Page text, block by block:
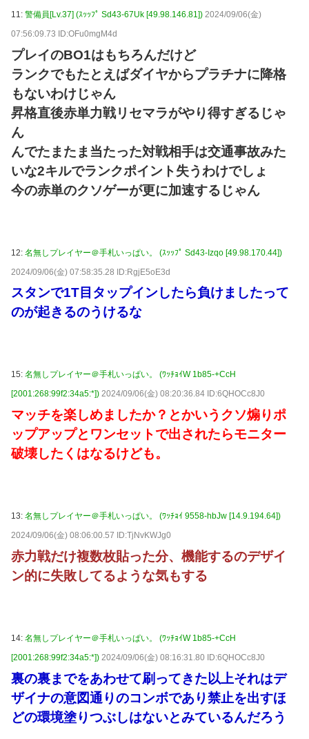
11: 警備員[Lv.37] (ｽｯｯﾌﾟ Sd43-67Uk [49.98.146.81]) 2024/09/06(金)
07:56:09.73 ID:OFu0mgM4d
プレイのBO1はもちろんだけど
ランクでもたとえばダイヤからプラチナに降格
もないわけじゃん
昇格直後赤単力戦リセマラがやり得すぎるじゃ
ん
んでたまたま当たった対戦相手は交通事故みた
いな2キルでランクポイント失うわけでしょ
今の赤単のクソゲーが更に加速するじゃん
12: 名無しプレイヤー＠手札いっぱい。 (ｽｯｯﾌﾟ Sd43-Izqo [49.98.170.44])
2024/09/06(金) 07:58:35.28 ID:RgjE5oE3d
スタンで1T目タップインしたら負けましたって
のが起きるのうけるな
15: 名無しプレイヤー＠手札いっぱい。 (ﾜｯﾁｮｲW 1b85-+CcH
[2001:268:99f2:34a5:*]) 2024/09/06(金) 08:20:36.84 ID:6QHOCc8J0
マッチを楽しめましたか？とかいうクソ煽りポ
ップアップとワンセットで出されたらモニター
破壊したくはなるけども。
13: 名無しプレイヤー＠手札いっぱい。 (ﾜｯﾁｮｲ 9558-hbJw [14.9.194.64])
2024/09/06(金) 08:06:00.57 ID:TjNvKWJg0
赤力戦だけ複数枚貼った分、機能するのデザイ
ン的に失敗してるような気もする
14: 名無しプレイヤー＠手札いっぱい。 (ﾜｯﾁｮｲW 1b85-+CcH
[2001:268:99f2:34a5:*]) 2024/09/06(金) 08:16:31.80 ID:6QHOCc8J0
裏の裏までをあわせて刷ってきた以上それはデ
ザイナの意図通りのコンボであり禁止を出すほ
どの環境塗りつぶしはないとみているんだろう